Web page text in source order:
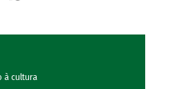
à cultura